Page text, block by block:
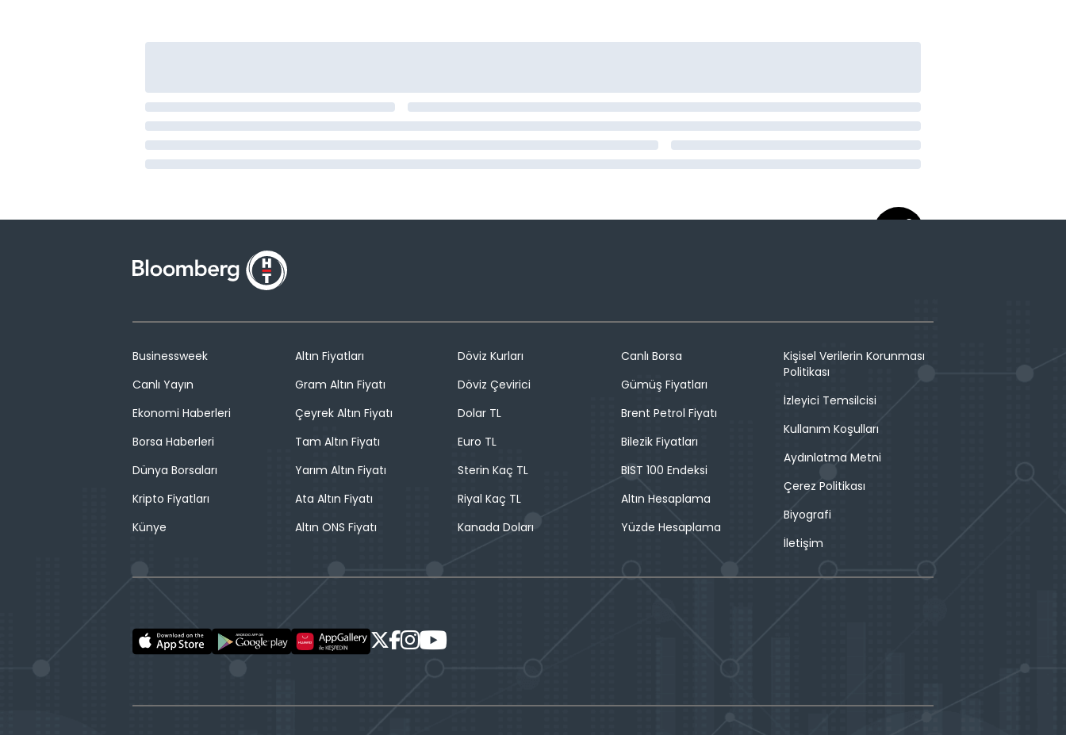
Businessweek
Canlı Yayın
Ekonomi Haberleri
Borsa Haberleri
Dünya Borsaları
Kripto Fiyatları
Künye
Altın Fiyatları
Gram Altın Fiyatı
Çeyrek Altın Fiyatı
Tam Altın Fiyatı
Yarım Altın Fiyatı
Ata Altın Fiyatı
Altın ONS Fiyatı
Döviz Kurları
Döviz Çevirici
Dolar TL
Euro TL
Sterin Kaç TL
Riyal Kaç TL
Kanada Doları
Canlı Borsa
Gümüş Fiyatları
Brent Petrol Fiyatı
Bilezik Fiyatları
BIST 100 Endeksi
Altın Hesaplama
Yüzde Hesaplama
Kişisel Verilerin Korunması
Politikası
İzleyici Temsilcisi
Kullanım Koşulları
Aydınlatma Metni
Çerez Politikası
Biyografi
İletişim